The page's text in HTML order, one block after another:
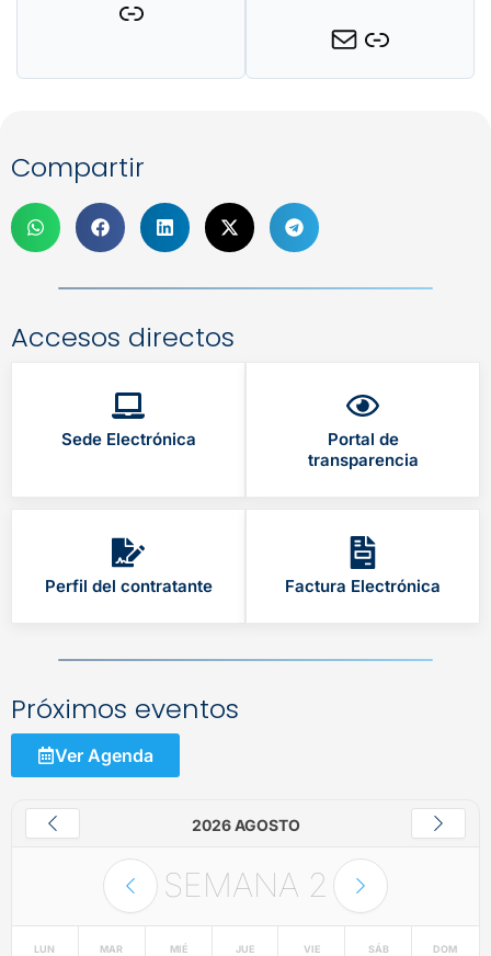
Compartir
Accesos directos
Sede Electrónica
Portal de
transparencia
Perfil del contratante Factura Electrónica
Próximos eventos
Ver Agenda
2026 AGOSTO
SEMANA 2
LUN MAR MIÉ JUE VIE SÁB DOM